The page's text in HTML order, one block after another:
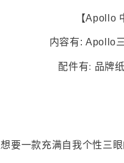
【Apollo
内容有: Apollo
配件有: 品牌
要一款充满自我个性三